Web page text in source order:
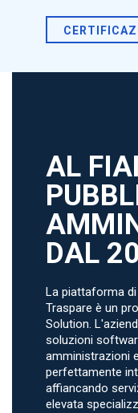
AL
DAL
La piattaforma
Traspare è un
Solution.
soluzioni
amministrazioni
perfettamente
affiancando
elevata